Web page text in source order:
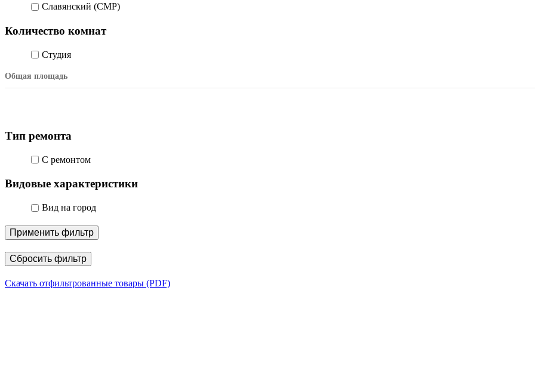
Славянский (СМР)
Количество комнат
Студия
Общая площадь
Тип ремонта
С ремонтом
Видовые характеристики
Вид на город
Применить фильтр
Сбросить фильтр
Скачать отфильтрованные товары (PDF)